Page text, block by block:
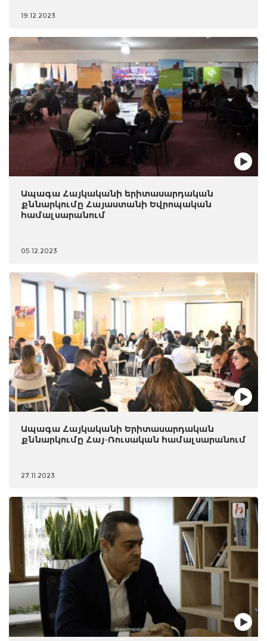
19.12.2023
Ապագա Հայկականի երիտասարդական
քննարկումը Հայաստանի Եվրոպական
համալսարանում
05.12.2023
Ապագա Հայկականի Երիտասարդական
քննարկումը Հայ-Ռուսական համալսարանում
27.11.2023